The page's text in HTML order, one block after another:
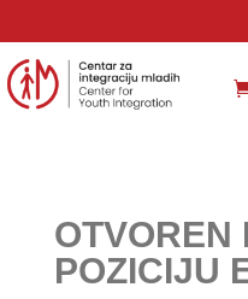
OTVOREN
POZICIJU